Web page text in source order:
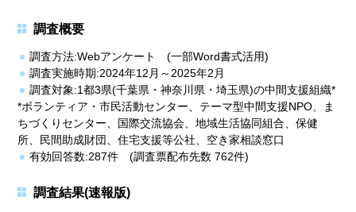
調査概要
調査方法:Webアンケート (一部Word書式活用)
調査実施時期:2024年12月～2025年2月
調査対象:1都3県(千葉県・神奈川県・埼玉県)の中間支援組織*
*ボランティア・市民活動センター、テーマ型中間支援NPO、ま
ちづくりセンター、国際交流協会、地域生活協同組合、保健
所、民間助成財団、住宅支援等公社、空き家相談窓口
有効回答数:287件 (調査票配布先数 762件)
調査結果(速報版)